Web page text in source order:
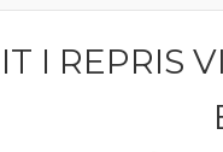
I REPRIS